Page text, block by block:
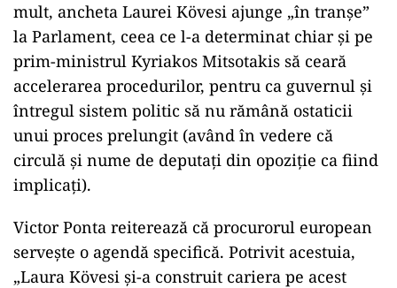
mult, ancheta Laurei Kövesi ajunge „în tranșe”
la Parlament, ceea ce l-a determinat chiar și pe
prim-ministrul Kyriakos Mitsotakis să ceară
accelerarea procedurilor, pentru ca guvernul și
întregul sistem politic să nu rămână ostaticii
unui proces prelungit (având în vedere că
circulă și nume de deputați din opoziție ca fiind
implicați).
Victor Ponta reiterează că procurorul european
servește o agendă specifică. Potrivit acestuia,
„Laura Kövesi și-a construit cariera pe acest